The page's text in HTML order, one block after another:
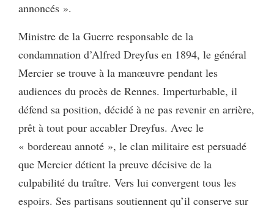
annoncés ».
Ministre de la Guerre responsable de la
condamnation d’Alfred Dreyfus en 1894, le général
Mercier se trouve à la manœuvre pendant les
audiences du procès de Rennes. Imperturbable, il
défend sa position, décidé à ne pas revenir en arrière,
prêt à tout pour accabler Dreyfus. Avec le
« bordereau annoté », le clan militaire est persuadé
que Mercier détient la preuve décisive de la
culpabilité du traître. Vers lui convergent tous les
espoirs. Ses partisans soutiennent qu’il conserve sur